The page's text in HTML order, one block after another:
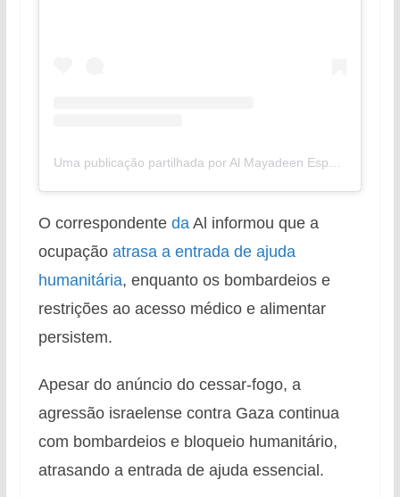
Uma publicação partilhada por Al Mayadeen Español (@almayadeenenespanol)
O correspondente daAl informou que a
ocupação atrasa a entrada de ajuda
humanitária, enquanto os bombardeios e
restrições ao acesso médico e alimentar
persistem.
Apesar do anúncio do cessar-fogo, a
agressão israelense contra Gaza continua
com bombardeios e bloqueio humanitário,
atrasando a entrada de ajuda essencial.